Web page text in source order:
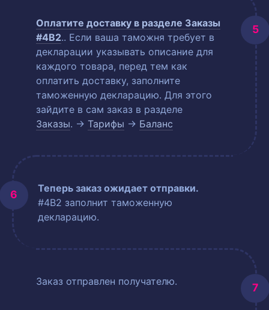
Оплатите доставку в разделе Заказы
#4B2.. Если ваша таможня требует в
декларации указывать описание для
каждого товара, перед тем как
оплатить доставку, заполните
таможенную декларацию. Для этого
зайдите в сам заказ в разделе
Заказы. → Тарифы → Баланс
Теперь заказ ожидает отправки.
#4B2 заполнит таможенную
декларацию.
Заказ отправлен получателю.